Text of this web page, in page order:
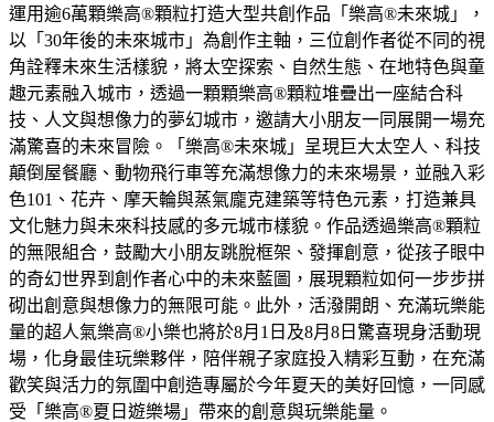
運用逾6萬顆樂高®顆粒打造大型共創作品「樂高®未來城」，
以「30年後的未來城市」為創作主軸，三位創作者從不同的視
角詮釋未來生活樣貌，將太空探索、自然生態、在地特色與童
趣元素融入城市，透過一顆顆樂高®顆粒堆疊出一座結合科
技、人文與想像力的夢幻城市，邀請大小朋友一同展開一場充
滿驚喜的未來冒險。「樂高®未來城」呈現巨大太空人、科技
顛倒屋餐廳、動物飛行車等充滿想像力的未來場景，並融入彩
色101、花卉、摩天輪與蒸氣龐克建築等特色元素，打造兼具
文化魅力與未來科技感的多元城市樣貌。作品透過樂高®顆粒
的無限組合，鼓勵大小朋友跳脫框架、發揮創意，從孩子眼中
的奇幻世界到創作者心中的未來藍圖，展現顆粒如何一步步拼
砌出創意與想像力的無限可能。此外，活潑開朗、充滿玩樂能
量的超人氣樂高®小樂也將於8月1日及8月8日驚喜現身活動現
場，化身最佳玩樂夥伴，陪伴親子家庭投入精彩互動，在充滿
歡笑與活力的氛圍中創造專屬於今年夏天的美好回憶，一同感
受「樂高®夏日遊樂場」帶來的創意與玩樂能量。